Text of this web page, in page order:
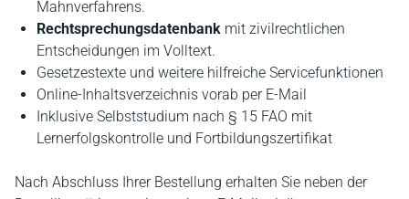
Mahnverfahrens.
Rechtsprechungsdatenbank mit zivilrechtlichen
Entscheidungen im Volltext.
Gesetzestexte und weitere hilfreiche Servicefunktionen
Online-Inhaltsverzeichnis vorab per E-Mail
Inklusive Selbststudium nach § 15 FAO mit
Lernerfolgskontrolle und Fortbildungszertifikat
Nach Abschluss Ihrer Bestellung erhalten Sie neben der